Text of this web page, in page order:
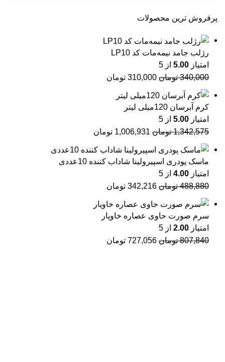
پرفروش ترین محصولات
رژلب جامد نیمه‌مات کد LP10
امتیاز 5.00 از 5
340,000 تومان 310,000 تومان
کرم آبرسان 120میلی لیتر
امتیاز 5.00 از 5
1,342,575 تومان 1,006,931 تومان
ماسک پودری اسپیرولینا شاداب کننده 10عددی
امتیاز 4.00 از 5
488,880 تومان 342,216 تومان
سرم صورت حاوی عصاره خاویار
امتیاز 2.00 از 5
807,840 تومان 727,056 تومان